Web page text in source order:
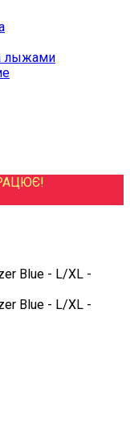
лыжами
Blue - L/XL -
Blue - L/XL -